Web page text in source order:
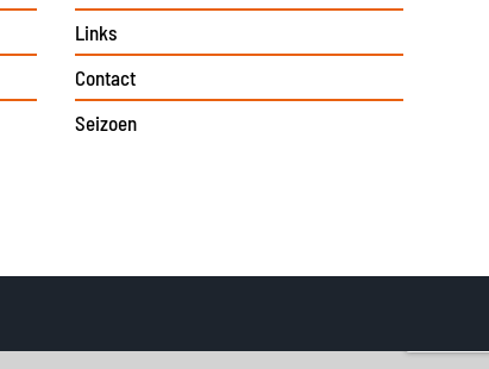
Links
Contact
Seizoen